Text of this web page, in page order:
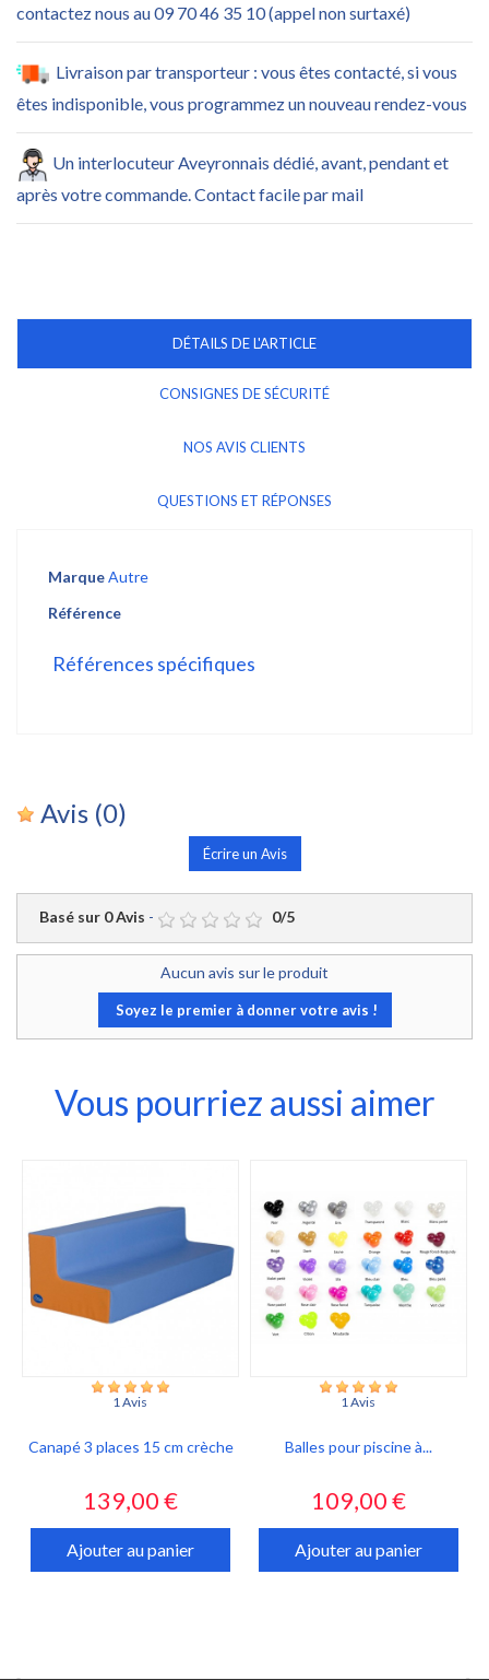
contactez nous au 09 70 46 35 10 (appel non surtaxé)
Livraison par transporteur : vous êtes contacté, si vous
êtes indisponible, vous programmez un nouveau rendez-vous
Un interlocuteur Aveyronnais dédié, avant, pendant et
après votre commande. Contact facile par mail
DÉTAILS DE L'ARTICLE
CONSIGNES DE SÉCURITÉ
NOS AVIS CLIENTS
QUESTIONS ET RÉPONSES
MarqueAutre
Référence
Références spécifiques
Avis (0)
Écrire un Avis
Basé sur 0Avis - 0/5
Aucun avis sur le produit
Soyez le premier à donner votre avis !
Vous pourriez aussi aimer
1 Avis
Canapé 3 places 15 cm crèche
Prix
139,00 €
Ajouter au panier
1 Avis
Balles pour piscine à...
Prix
109,00 €
Ajouter au panier